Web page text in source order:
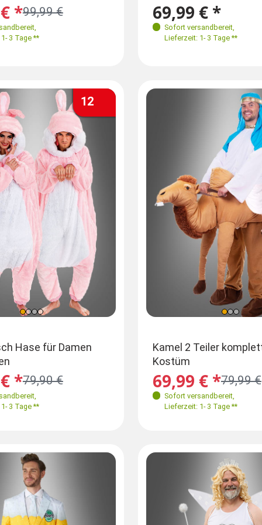
56-60
ab 79,99 € *
Sofort versandbereit,
99,99 €
*
,
3 Tage **
S-L 46-50
56
69,99 € *
Sofort versandbereit,
Lieferzeit: 1- 3 Tage **
M-XL
Big Franky Monsterkostüm mit
übergroßer Maske
73,40 €
69,99 € *
Sofort versandbereit,
Lieferzeit: 1- 3 Tage **
12
Hase für Damen
79,90 €
*
,
3 Tage **
Farben
Größen
Kamel 2 Teiler
Kostüm
79,99 €
69,99 € *
Sofort versandbereit,
Lieferzeit: 1- 3 Tage **
Größen
L-XL 50-54